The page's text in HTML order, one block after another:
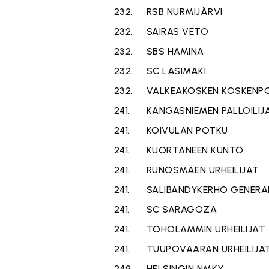
232.
RSB NURMIJÄRVI
232.
SAIRAS VETO
232.
SBS HAMINA
232.
SC LÄSIMÄKI
232.
VALKEAKOSKEN
241.
KANGASNIEMEN
241.
KOIVULAN POTKU
241.
KUORTANEEN KUNTO
241.
RUNOSMÄEN URHEILIJAT
241.
SALIBANDYKERHO
241.
SC SARAGOZA
241.
TOHOLAMMIN URHEILIJAT
241.
TUUPOVAARAN